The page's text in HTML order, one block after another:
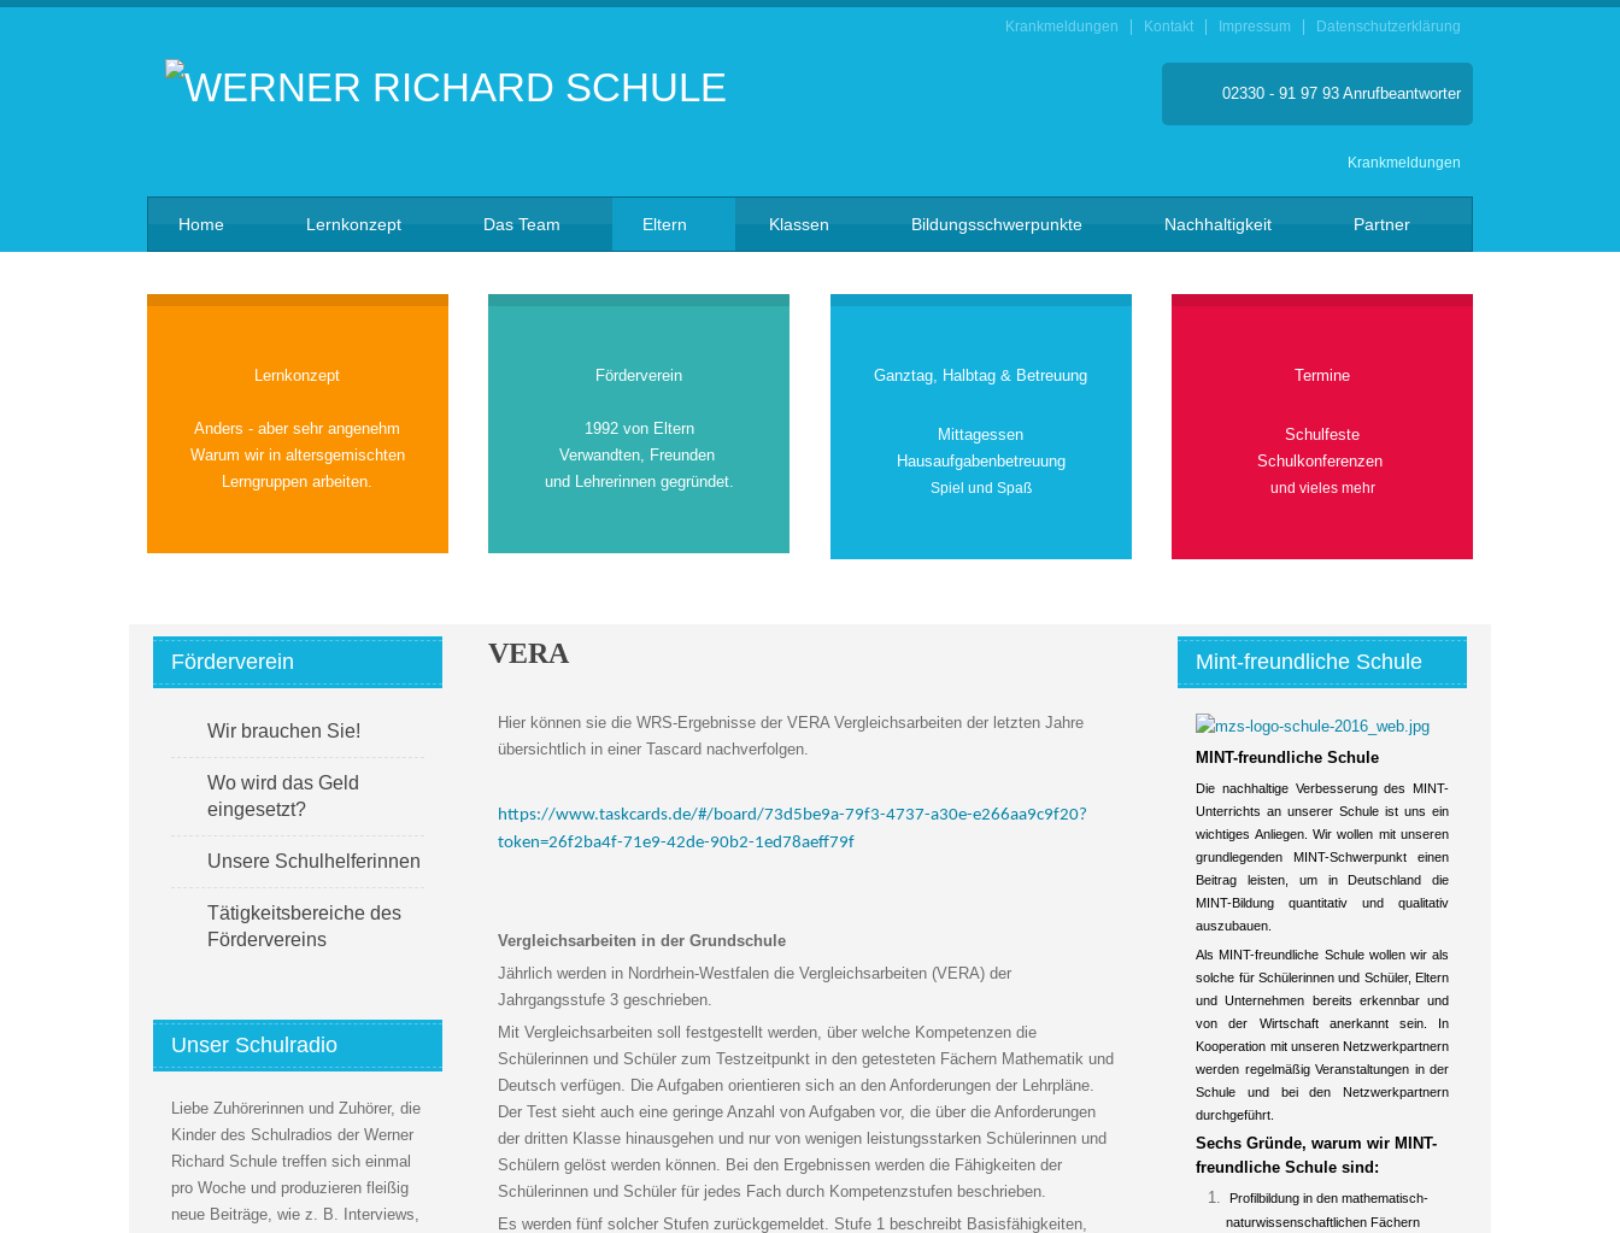
Krankmeldungen Kontakt Impressum Datenschutzerklärung
02330 - 91 97 93 Anrufbeantworter
Krankmeldungen
Home Lernkonzept Das Team Eltern Klassen Bildungsschwerpunkte Nachhaltigkeit Partner
Lernkonzept
Anders - aber sehr angenehm
Warum wir in altersgemischten
Lerngruppen arbeiten.
Förderverein
1992 von Eltern
Verwandten, Freunden
und Lehrerinnen gegründet.
Ganztag, Halbtag & Betreuung
Mittagessen
Hausaufgabenbetreuung
Spiel und Spaß
Termine
Schulfeste
Schulkonferenzen
und vieles mehr
VERA
Hier können sie die WRS-Ergebnisse der VERA Vergleichsarbeiten der letzten Jahre
übersichtlich in einer Tascard nachverfolgen.
https://www.taskcards.de/#/board/73d5be9a-79f3-4737-a30e-e266aa9c9f20?
token=26f2ba4f-71e9-42de-90b2-1ed78aeff79f
Vergleichsarbeiten in der Grundschule
Jährlich werden in Nordrhein-Westfalen die Vergleichsarbeiten (VERA) der
Jahrgangsstufe 3 geschrieben.
Mit Vergleichsarbeiten soll festgestellt werden, über welche Kompetenzen die
Schülerinnen und Schüler zum Testzeitpunkt in den getesteten Fächern Mathematik und
Deutsch verfügen. Die Aufgaben orientieren sich an den Anforderungen der Lehrpläne.
Der Test sieht auch eine geringe Anzahl von Aufgaben vor, die über die Anforderungen
der dritten Klasse hinausgehen und nur von wenigen leistungsstarken Schülerinnen und
Schülern gelöst werden können. Bei den Ergebnissen werden die Fähigkeiten der
Schülerinnen und Schüler für jedes Fach durch Kompetenzstufen beschrieben.
Es werden fünf solcher Stufen zurückgemeldet. Stufe 1 beschreibt Basisfähigkeiten,
Förderverein
Wir brauchen Sie!
Wo wird das Geld
eingesetzt?
Unsere Schulhelferinnen
Tätigkeitsbereiche des
Fördervereins
Unser Schulradio
Liebe Zuhörerinnen und Zuhörer, die
Kinder des Schulradios der Werner
Richard Schule treffen sich einmal
pro Woche und produzieren fleißig
neue Beiträge, wie z. B. Interviews,
Mint-freundliche Schule
MINT-freundliche Schule
Die nachhaltige Verbesserung des MINT-
Unterrichts an unserer Schule ist uns ein
wichtiges Anliegen. Wir wollen mit unseren
grundlegenden MINT-Schwerpunkt einen
Beitrag leisten, um in Deutschland die
MINT-Bildung quantitativ und qualitativ
auszubauen.
Als MINT-freundliche Schule wollen wir als
solche für Schülerinnen und Schüler, Eltern
und Unternehmen bereits erkennbar und
von der Wirtschaft anerkannt sein. In
Kooperation mit unseren Netzwerkpartnern
werden regelmäßig Veranstaltungen in der
Schule und bei den Netzwerkpartnern
durchgeführt.
Sechs Gründe, warum wir MINT-
freundliche Schule sind:
Profilbildung in den mathematisch-
naturwissenschaftlichen Fächern